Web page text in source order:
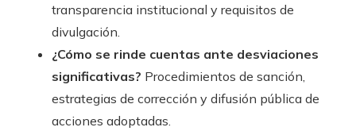
transparencia institucional y requisitos de
divulgación.
¿Cómo se rinde cuentas ante desviaciones
significativas? Procedimientos de sanción,
estrategias de corrección y difusión pública de
acciones adoptadas.